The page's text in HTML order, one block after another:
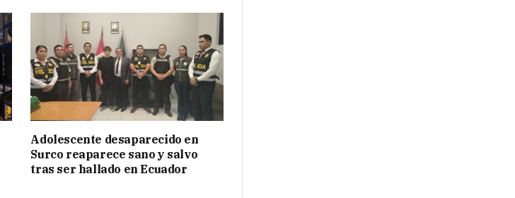
Adolescente desaparecido en
Surco reaparece sano y salvo
tras ser hallado en Ecuador